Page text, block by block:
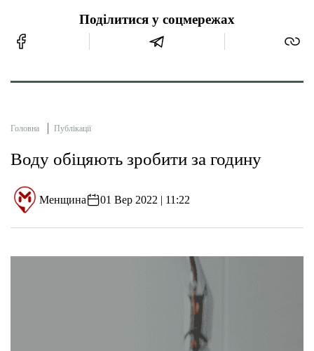
Поділитися у соцмережах
Головна Публікації
Воду обіцяють зробити за годину
Менщина 01 Вер 2022 | 11:22